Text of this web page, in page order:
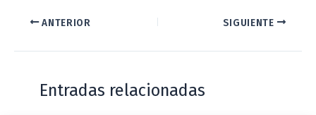
ANTERIOR SIGUIENTE
Entradas relacionadas